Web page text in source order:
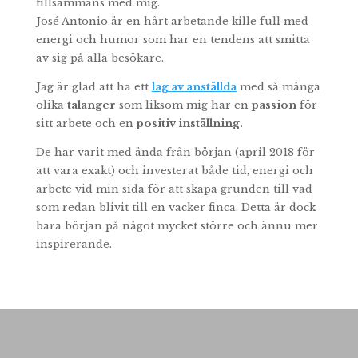
tillsammans med mig.
José Antonio är en hårt arbetande kille full med
energi och humor som har en tendens att smitta
av sig på alla besökare.
Jag är glad att ha ett lag av anställdamed så många
olika talanger som liksom mig har en passionför
sitt arbete och en positiv inställning.
De har varit med ända från början (april 2018 för
att vara exakt) och investerat både tid, energi och
arbete vid min sida för att skapa grunden till vad
som redan blivit till en vacker finca. Detta är dock
bara början på något mycket större och ännu mer
inspirerande.